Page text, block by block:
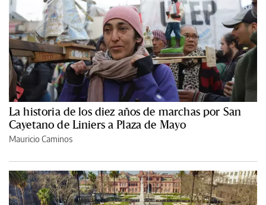
La historia de los diez años de marchas por San
Cayetano de Liniers a Plaza de Mayo
Mauricio Caminos